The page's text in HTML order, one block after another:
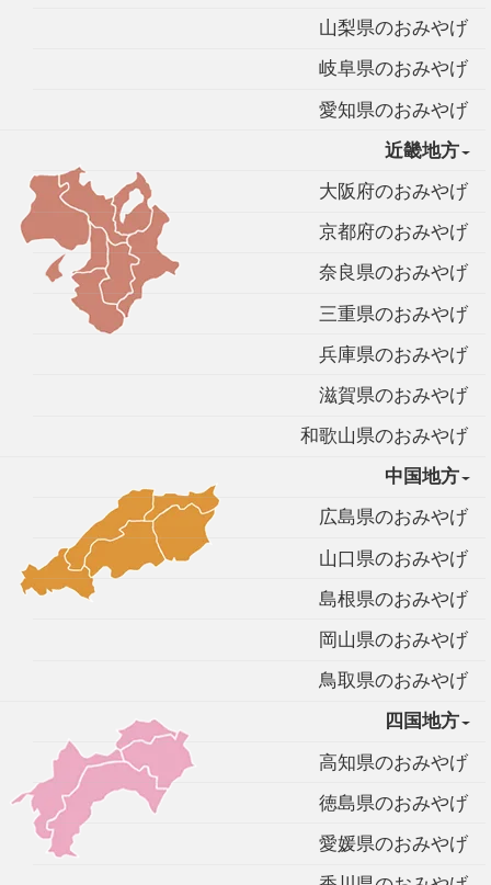
山梨県のおみやげ
岐阜県のおみやげ
愛知県のおみやげ
近畿地方
大阪府のおみやげ
京都府のおみやげ
奈良県のおみやげ
三重県のおみやげ
兵庫県のおみやげ
滋賀県のおみやげ
和歌山県のおみやげ
中国地方
広島県のおみやげ
山口県のおみやげ
島根県のおみやげ
岡山県のおみやげ
鳥取県のおみやげ
四国地方
高知県のおみやげ
徳島県のおみやげ
愛媛県のおみやげ